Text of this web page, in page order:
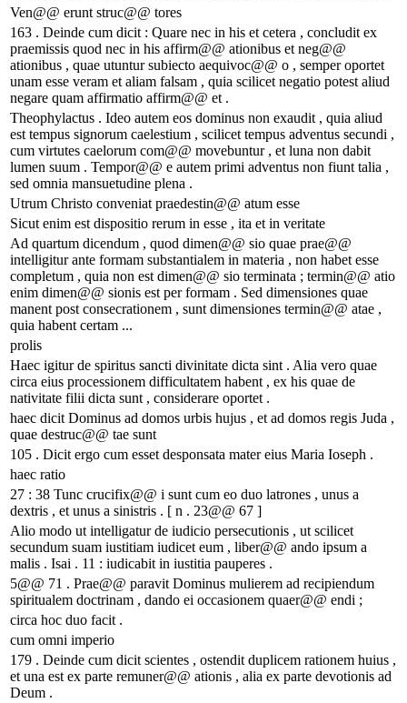
Ven@@ erunt struc@@ tores
163 . Deinde cum dicit : Quare nec in his et cetera , concludit ex
praemissis quod nec in his affirm@@ ationibus et neg@@
ationibus , quae utuntur subiecto aequivoc@@ o , semper oportet
unam esse veram et aliam falsam , quia scilicet negatio potest aliud
negare quam affirmatio affirm@@ et .
Theophylactus . Ideo autem eos dominus non exaudit , quia aliud
est tempus signorum caelestium , scilicet tempus adventus secundi ,
cum virtutes caelorum com@@ movebuntur , et luna non dabit
lumen suum . Tempor@@ e autem primi adventus non fiunt talia ,
sed omnia mansuetudine plena .
Utrum Christo conveniat praedestin@@ atum esse
Sicut enim est dispositio rerum in esse , ita et in veritate
Ad quartum dicendum , quod dimen@@ sio quae prae@@
intelligitur ante formam substantialem in materia , non habet esse
completum , quia non est dimen@@ sio terminata ; termin@@ atio
enim dimen@@ sionis est per formam . Sed dimensiones quae
manent post consecrationem , sunt dimensiones termin@@ atae ,
quia habent certam ...
prolis
Haec igitur de spiritus sancti divinitate dicta sint . Alia vero quae
circa eius processionem difficultatem habent , ex his quae de
nativitate filii dicta sunt , considerare oportet .
haec dicit Dominus ad domos urbis hujus , et ad domos regis Juda ,
quae destruc@@ tae sunt
105 . Dicit ergo cum esset desponsata mater eius Maria Ioseph .
haec ratio
27 : 38 Tunc crucifix@@ i sunt cum eo duo latrones , unus a
dextris , et unus a sinistris . [ n . 23@@ 67 ]
Alio modo ut intelligatur de iudicio persecutionis , ut scilicet
secundum suam iustitiam iudicet eum , liber@@ ando ipsum a
malis . Isai . 11 : iudicabit in iustitia pauperes .
5@@ 71 . Prae@@ paravit Dominus mulierem ad recipiendum
spiritualem doctrinam , dando ei occasionem quaer@@ endi ;
circa hoc duo facit .
cum omni imperio
179 . Deinde cum dicit scientes , ostendit duplicem rationem huius ,
et una est ex parte remuner@@ ationis , alia ex parte devotionis ad
Deum .